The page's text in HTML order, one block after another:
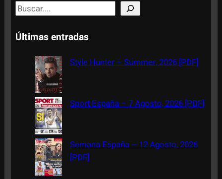
S
e
a
Últimas entradas
Style Hunter – Summer, 2026 [PDF]
Sport España – 7 Agosto, 2026 [PDF]
Semana España – 12 Agosto, 2026
[PDF]